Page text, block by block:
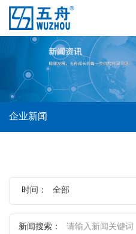
企业新闻
时间： 全部
新闻搜索：